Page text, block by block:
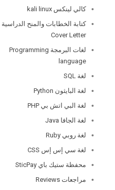
كالي لينكس kali linux
كتابة الخطابات والمنح الدراسية
Cover Letter
لغات البرمجة Programming
language
لغة SQL
لغة البايثون Python
لغة البي اتش بي PHP
لغة الجافا Java
لغة روبي Ruby
لغة سي إس إس CSS
محفظة ستيك باي SticPay
مراجعات Reviews